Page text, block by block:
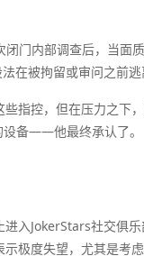
门内部调查后，当面
在被拘留或审问之前逃
些指控，但在压力之下
备——他最终承认了。
入JokerStars社交俱
极度失望，尤其是考